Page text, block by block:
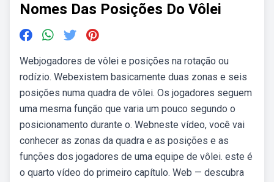
Nomes Das Posições Do Vôlei
Webjogadores de vôlei e posições na rotação ou
rodízio. Webexistem basicamente duas zonas e seis
posições numa quadra de vôlei. Os jogadores seguem
uma mesma função que varia um pouco segundo o
posicionamento durante o. Webneste vídeo, você vai
conhecer as zonas da quadra e as posições e as
funções dos jogadores de uma equipe de vôlei. este é
o quarto vídeo do primeiro capítulo. Web — descubra